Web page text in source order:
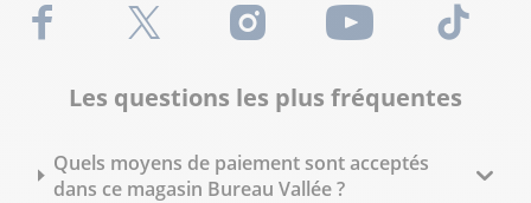
Facebook X (Twitter) Instagram Youtube TikTok
Les questions les plus fréquentes
Quels moyens de paiement sont acceptés
dans ce magasin Bureau Vallée ?